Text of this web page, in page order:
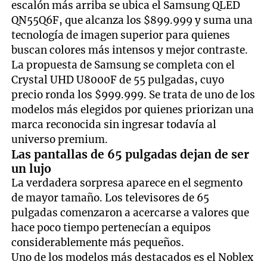
escalón más arriba se ubica el Samsung QLED
QN55Q6F, que alcanza los $899.999 y suma una
tecnología de imagen superior para quienes
buscan colores más intensos y mejor contraste.
La propuesta de Samsung se completa con el
Crystal UHD U8000F de 55 pulgadas, cuyo
precio ronda los $999.999. Se trata de uno de los
modelos más elegidos por quienes priorizan una
marca reconocida sin ingresar todavía al
universo premium.
Las pantallas de 65 pulgadas dejan de ser
un lujo
La verdadera sorpresa aparece en el segmento
de mayor tamaño. Los televisores de 65
pulgadas comenzaron a acercarse a valores que
hace poco tiempo pertenecían a equipos
considerablemente más pequeños.
Uno de los modelos más destacados es el Noblex